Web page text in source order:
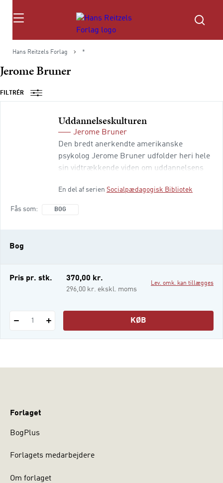
Søg
Hans Reitzels Forlag *
Jerome Bruner
FILTRÉR
Uddannelseskulturen
Jerome Bruner
Den bredt anerkendte amerikanske
psykolog Jerome Bruner udfolder heri hele
sin vidtrækkende viden om uddannelsens
hvordan børn - og dermed også
En del af serien Socialpædagogisk Bibliotek
Fås som BOG
Bog
Pris pr. stk. 370,00 kr.
296,00 kr. ekskl. moms
Lev. omk. kan tillægges
1 KØB
Forlaget
BogPlus
Forlagets medarbejdere
Om forlaget